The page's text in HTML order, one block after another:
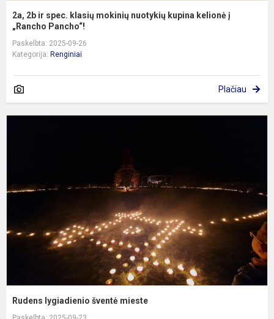
2a, 2b ir spec. klasių mokinių nuotykių kupina kelionė į
„Rancho Pancho“!
Paskelbta: 2025-09-26
Kategorija: Renginiai
Plačiau
Rudens lygiadienio šventė mieste